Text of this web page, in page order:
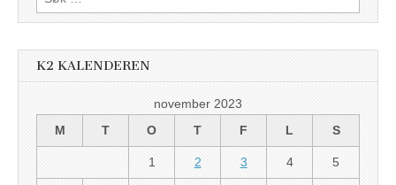
etter:
K2 KALENDEREN
november 2023
M
T O T F L S
1 2 3 4 5